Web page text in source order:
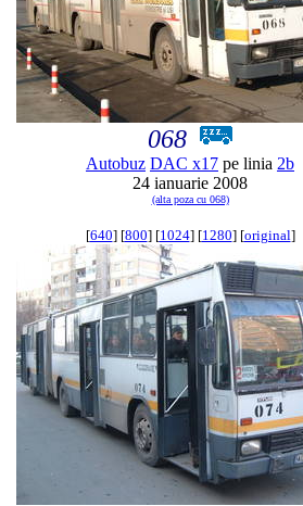
068
Autobuz DAC x17 pe linia 2b
24 ianuarie 2008
(alta poza cu 068)
[640] [800] [1024] [1280] [original]